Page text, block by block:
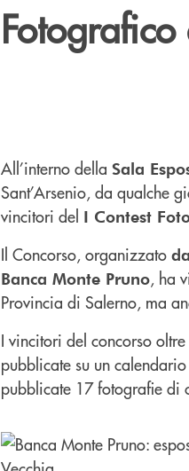
All’interno della Sala
Sant’Arsenio, da qualche
vincitori del I Contest
Il Concorso, organizzato
Banca Monte Pruno, ha
Provincia di Salerno, ma
I vincitori del concorso
pubblicate su un
pubblicate 17 fotografie di